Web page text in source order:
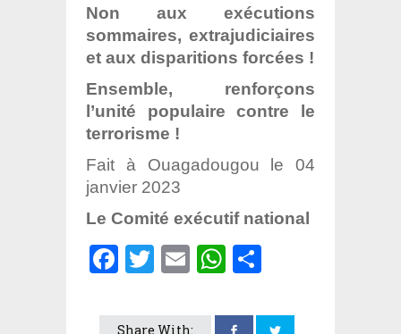
Non aux exécutions
sommaires, extrajudiciaires
et aux disparitions forcées !
Ensemble, renforçons
l’unité populaire contre le
terrorisme !
Fait à Ouagadougou le 04
janvier 2023
Le Comité exécutif national
Facebook
Twitter
EmailWhatsApp
Share With: